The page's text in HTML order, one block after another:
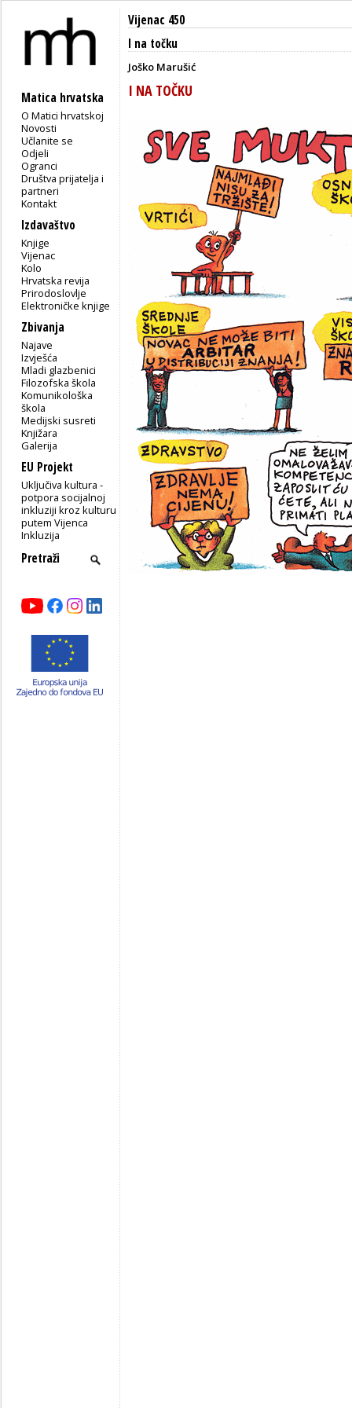
Matica hrvatska
O Matici hrvatskoj
Novosti
Učlanite se
Odjeli
Ogranci
Društva prijatelja i
partneri
Kontakt
Izdavaštvo
Knjige
Vijenac
Kolo
Hrvatska revija
Prirodoslovlje
Elektroničke knjige
Zbivanja
Najave
Izvješća
Mladi glazbenici
Filozofska škola
Komunikološka
škola
Medijski susreti
Knjižara
Galerija
EU Projekt
Uključiva kultura -
potpora socijalnoj
inkluziji kroz kulturu
putem Vijenca
Inkluzija
Vijenac 450
I na točku
Joško Marušić
I NA TOČKU